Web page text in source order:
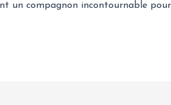
un compagnon incontournable pour